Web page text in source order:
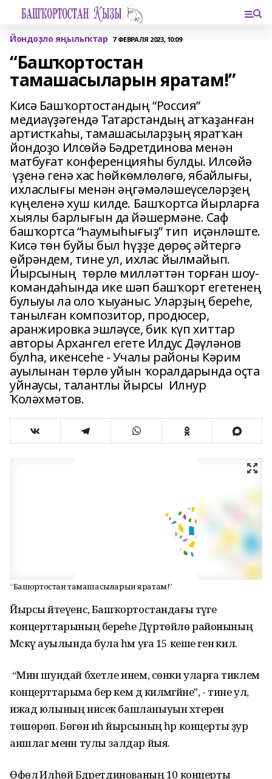
Йондоҙло яңылыҡтар 7 ФЕВРАЛЯ 2023, 10:09
“Башҡортостан
тамашасыларын яратам!”
Кисә Башҡортостандың “Россия”
медиаүҙәгендә Татарстандың атҡаҙанған
артисткаһы, тамашасыларҙың яратҡан
йондоҙо Илсөйә Бәдретдинова менән
матбуғат конференцияһы булды. Илсөйә
үҙенә генә хас һөйкөмлөлөгө, ябайлығы,
ихласлығы менән әңгәмәләшеүселәрҙең
күңеленә хуш килде. Башҡортса йырларға
хыялы барлығын да йәшермәне. Саф
башҡортса “Һаумыһығыҙ” тип иҫәнләште.
Кисә төн буйы был һүҙҙе дөрөҫ әйтергә
өйрәндем, тине ул, ихлас йылмайып.
Йырсының төрлө милләттән торған шоу-
командаһында ике шәп башҡорт егетенең
булыуы ла оло ҡыуаныс. Уларҙың береһе,
танылған композитор, продюсер,
аранжировка эшләүсе, бик күп хиттар
авторы Архангел егете Илдус Дәүләнов
булһа, икенсеһе - Учалы районы Кәрим
ауылынан төрлө уйын ҡоралдарында оҫта
уйнаусы, талантлы йырсы Илнур
Ҡоләхмәтов.
“Башҡортостан тамашасыларын яратам!”
Йырсы әйтеүенсә, Башҡортостандағы тәүге
концерттарының береһе Дүртөйлө районының
Мәскәү ауылында була һәм уға 15 кеше генә килә.
“Мин шундай бәхетле инем, сөнки уларға тиклем
концерттарыма бер кем дә килмәгәйне", - тине ул,
ижад юлының нисек башланыуын хәтеренә
төшөрөп. Бөгөн иһә йырсының һәр концерты ҙур
аншлаг менән тулы залдар йыя.
Өфөлә Илһөйә Бәдретдинованың 10 концерты